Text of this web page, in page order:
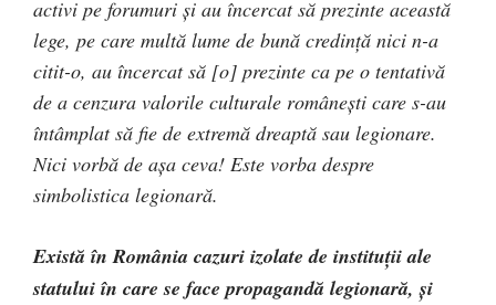
activi pe forumuri și au încercat să prezinte această
lege, pe care multă lume de bună credință nici n-a
citit-o, au încercat să [o] prezinte ca pe o tentativă
de a cenzura valorile culturale românești care s-au
întâmplat să fie de extremă dreaptă sau legionare.
Nici vorbă de așa ceva! Este vorba despre
simbolistica legionară.
Există în România cazuri izolate de instituții ale
statului în care se face propagandă legionară, și